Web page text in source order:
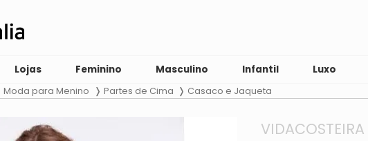
Lojas Feminino Masculino Infantil Luxo
Moda para Menino Partes de Cima Casaco e Jaqueta
VIDACOSTEIRA